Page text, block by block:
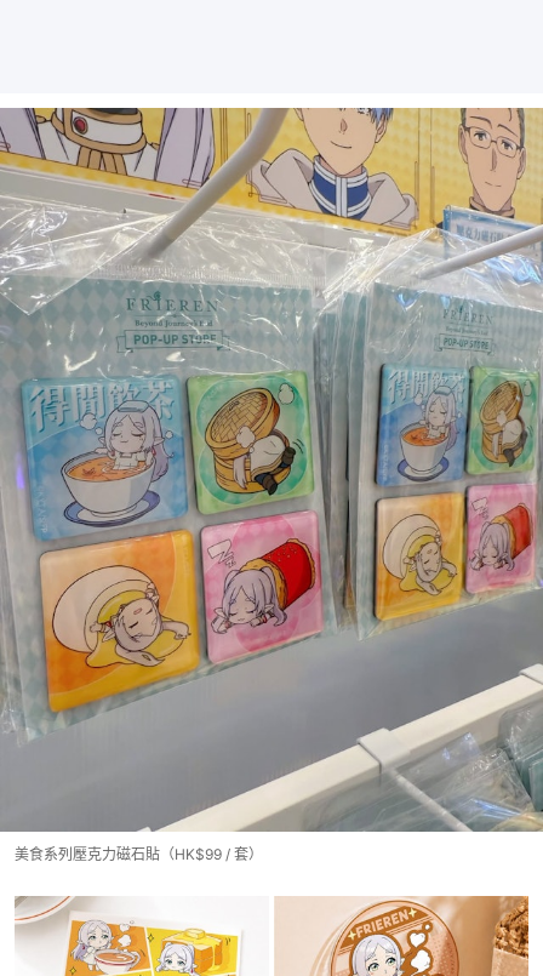
美食系列壓克力磁石貼（HK$99 / 套）